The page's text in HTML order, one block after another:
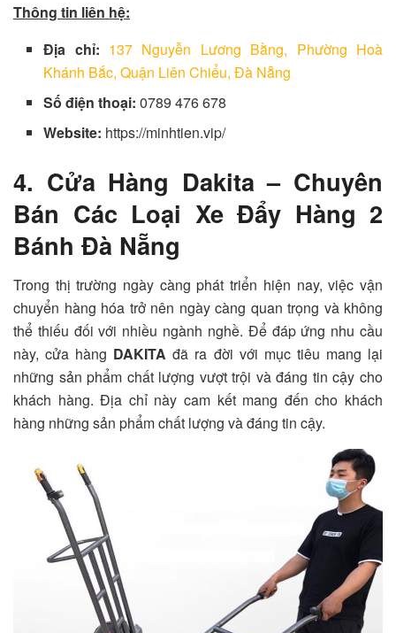
Thông tin liên hệ:
Địa chỉ: 137 Nguyễn Lương Bằng, Phường Hoà
Khánh Bắc, Quận Liên Chiểu, Đà Nẵng
Số điện thoại:0789 476 678
Website: https://minhtien.vip/
4. Cửa Hàng Dakita – Chuyên
Bán Các Loại Xe Đẩy Hàng 2
Bánh Đà Nẵng
Trong thị trường ngày càng phát triển hiện nay, việc vận
chuyển hàng hóa trở nên ngày càng quan trọng và không
thể thiếu đối với nhiều ngành nghề. Để đáp ứng nhu cầu
này, cửa hàng DAKITA đã ra đời với mục tiêu mang lại
những sản phẩm chất lượng vượt trội và đáng tin cậy cho
khách hàng. Địa chỉ này cam kết mang đến cho khách
hàng những sản phẩm chất lượng và đáng tin cậy.